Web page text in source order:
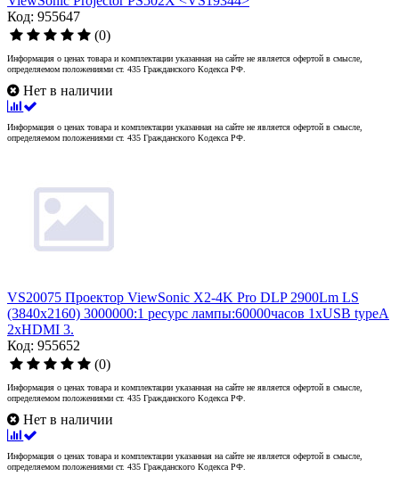
Код: 955647
(0)
Информация о ценах товара и комплектации указанная на сайте не является офертой в смысле,
определяемом положениями ст. 435 Гражданского Кодекса РФ.
Нет в наличии
Информация о ценах товара и комплектации указанная на сайте не является офертой в смысле,
определяемом положениями ст. 435 Гражданского Кодекса РФ.
VS20075 Проектор ViewSonic X2-4K Pro DLP 2900Lm LS
(3840x2160) 3000000:1 ресурс лампы:60000часов 1xUSB typeA
2xHDMI 3.
Код: 955652
(0)
Информация о ценах товара и комплектации указанная на сайте не является офертой в смысле,
определяемом положениями ст. 435 Гражданского Кодекса РФ.
Нет в наличии
Информация о ценах товара и комплектации указанная на сайте не является офертой в смысле,
определяемом положениями ст. 435 Гражданского Кодекса РФ.